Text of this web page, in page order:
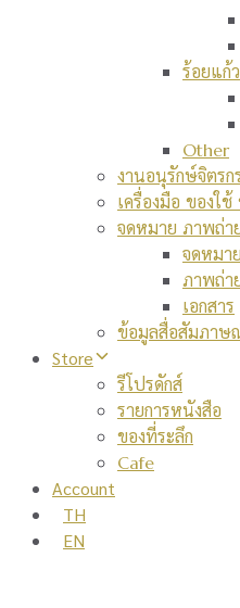
ร้อยแก้ว
Other
งานอนุรักษ์จิตรก
เครื่องมือ ของใช้
จดหมาย ภาพถ่า
จดหมาย
ภาพถ่า
เอกสาร
ข้อมูลสื่อสัมภาษ
Store
รีโปรดักส์
รายการหนังสือ
ของที่ระลึก
Cafe
Account
TH
EN